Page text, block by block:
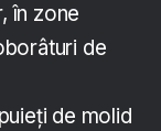
în zone
de
de molid